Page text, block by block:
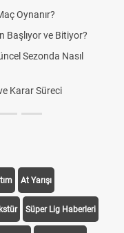
Oynanır?
Başlıyor ve Bitiyor?
Sezonda Nasıl
Karar Süreci
At Yarışı
Süper Lig Haberleri